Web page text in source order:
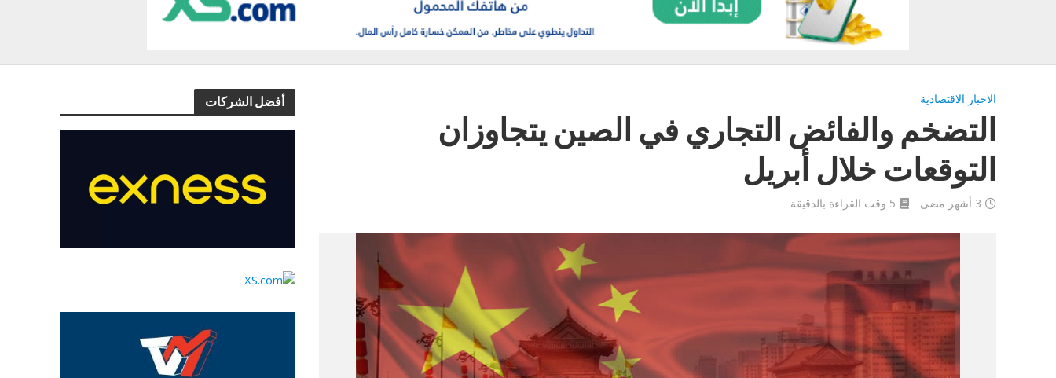
أفضل الشركات الاخبار الاقتصادية
التضخم والفائض التجاري في الصين يتجاوزان
التوقعات خلال أبريل
3 أشهر مضى 5 وقت القراءة بالدقيقة